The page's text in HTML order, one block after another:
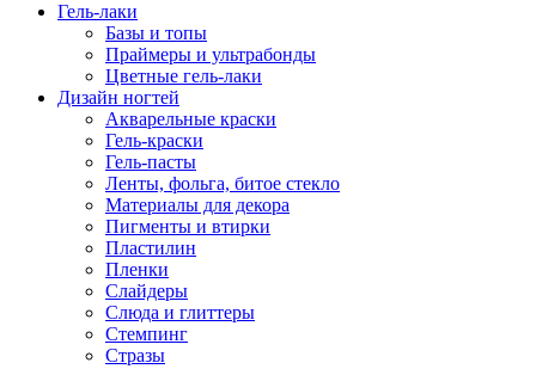
Гель-лаки
Базы и топы
Праймеры и ультрабонды
Цветные гель-лаки
Дизайн ногтей
Акварельные краски
Гель-краски
Гель-пасты
Ленты, фольга, битое стекло
Материалы для декора
Пигменты и втирки
Пластилин
Пленки
Слайдеры
Слюда и глиттеры
Стемпинг
Стразы